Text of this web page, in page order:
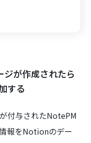
が作成されたら
する
付与されたNotePM
報をNotionのデー